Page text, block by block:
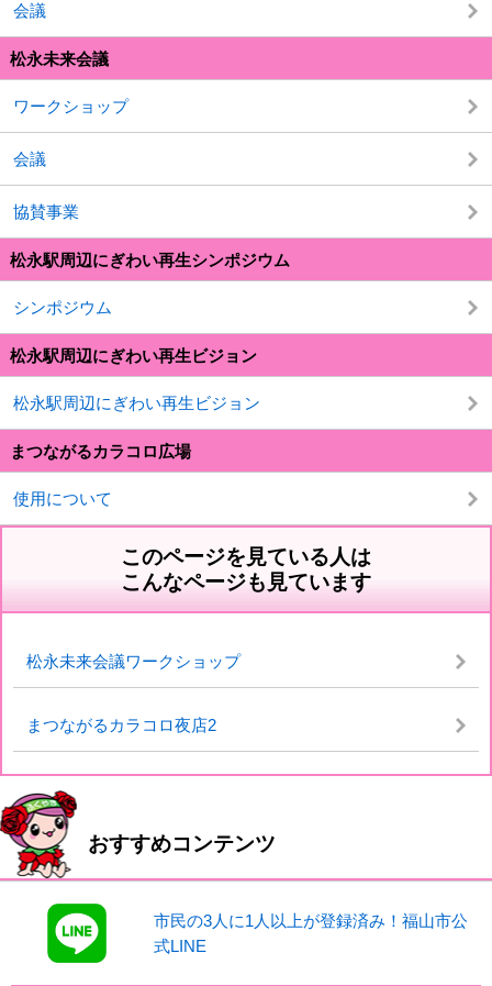
会議
松永未来会議
ワークショップ
会議
協賛事業
松永駅周辺にぎわい再生シンポジウム
シンポジウム
松永駅周辺にぎわい再生ビジョン
松永駅周辺にぎわい再生ビジョン
まつながるカラコロ広場
使用について
このページを見ている人は
こんなページも見ています
松永未来会議ワークショップ
まつながるカラコロ夜店2
おすすめコンテンツ
市民の3人に1人以上が登録済み！福山市公
式LINE